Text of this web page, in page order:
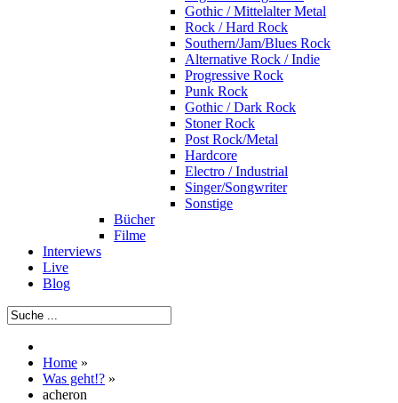
Gothic / Mittelalter Metal
Rock / Hard Rock
Southern/Jam/Blues Rock
Alternative Rock / Indie
Progressive Rock
Punk Rock
Gothic / Dark Rock
Stoner Rock
Post Rock/Metal
Hardcore
Electro / Industrial
Singer/Songwriter
Sonstige
Bücher
Filme
Interviews
Live
Blog
Home »
Was geht!? »
acheron